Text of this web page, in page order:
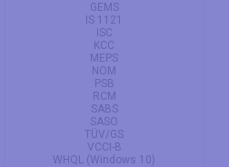
GEMS
IS 1121
ISC
KCC
MEPS
NOM
PSB
RCM
SABS
SASO
TÜV/GS
VCCI-B
WHQL (Windows 10)